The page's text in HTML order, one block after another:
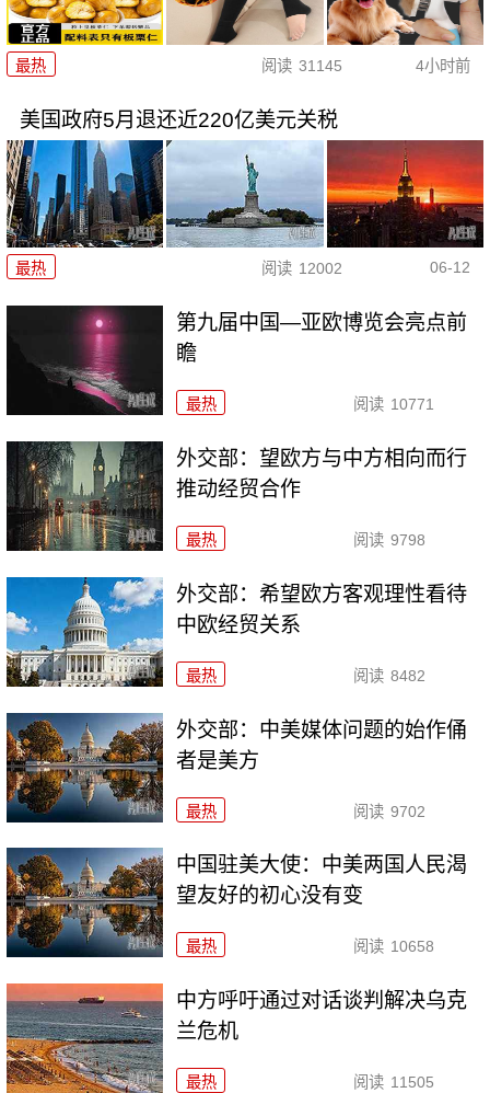
最热 阅读 31145 4小时前
美国政府5月退还近220亿美元关税
最热 阅读 12002 06-12
第九届中国—亚欧博览会亮点前
瞻
最热 阅读 10771
外交部：望欧方与中方相向而行
推动经贸合作
最热 阅读 9798
外交部：希望欧方客观理性看待
中欧经贸关系
最热 阅读 8482
外交部：中美媒体问题的始作俑
者是美方
最热 阅读 9702
中国驻美大使：中美两国人民渴
望友好的初心没有变
最热 阅读 10658
中方呼吁通过对话谈判解决乌克
兰危机
最热 阅读 11505